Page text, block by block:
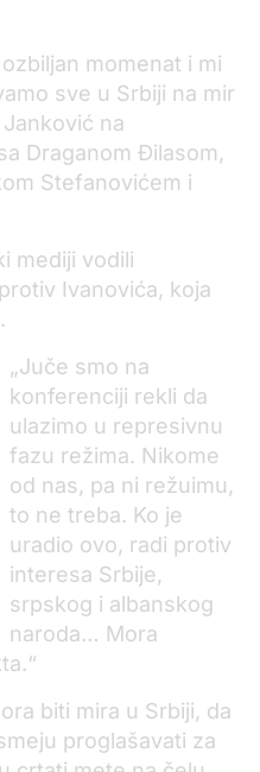
momenat i mi
sve u Srbiji na mir
na
Draganom Đilasom,
Stefanovićem i
mediji vodili
Ivanovića, koja
„Juče smo na
konferenciji rekli da
ulazimo u represivnu
fazu režima. Nikome
od nas, pa ni režuimu,
to ne treba. Ko je
uradio ovo, radi protiv
interesa Srbije,
srpskog i albanskog
naroda… Mora
biti mira u Srbiji, da
proglašavati za